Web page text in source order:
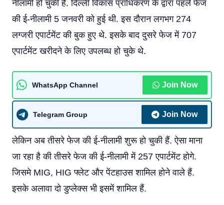
नीलामी हो चुकी हैं. दिल्ली विकास प्राधिकरण के द्वारा पहले फेज
की ई-नीलामी 5 जनवरी को हुई थी. इस दौरान लगभग 274
लग्जरी एपार्टमेंट की बुक हुए थे. इसके बाद दुसरे फेज में 707
एपार्टमेंट खरीदने के लिए उपलब्ध हो चुके थे.
WhatsApp Channel Join Now
Telegram Group Join Now
लेकिन अब तीसरे फेज की ई-नीलामी शुरू हो चुकी हैं. ऐसा माना
जा रहा है की तीसरे फेज की ई-नीलामी में 257 एपार्टमेंट होगे.
जिसमे MIG, HIG फ्लेट और पेंटहाउस शामिल होने वाले हैं.
इसके अलावा दो डुप्लेक्स भी इसमें शामिल हैं.